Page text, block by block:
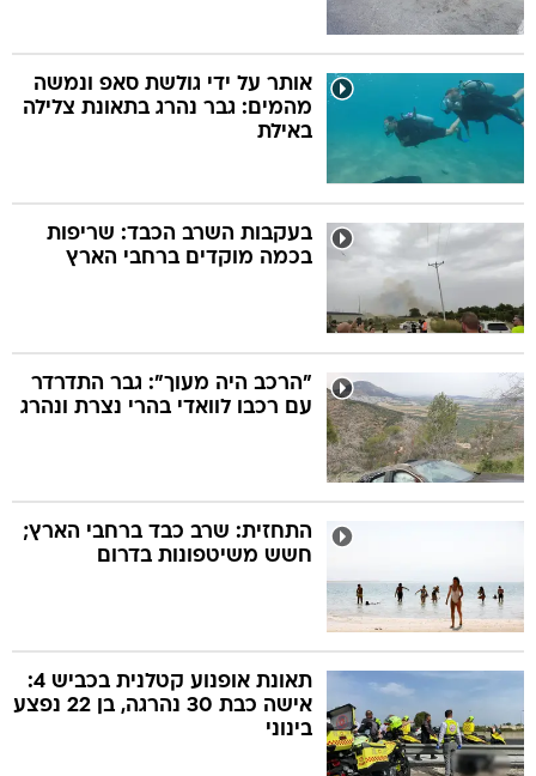
אותר על ידי גולשת סאפ ונמשה
מהמים: גבר נהרג בתאונת צלילה
באילת
בעקבות השרב הכבד: שריפות
בכמה מוקדים ברחבי הארץ
"הרכב היה מעוך": גבר התדרדר
עם רכבו לוואדי בהרי נצרת ונהרג
התחזית: שרב כבד ברחבי הארץ;
חשש משיטפונות בדרום
תאונת אופנוע קטלנית בכביש 4:
אישה כבת 30 נהרגה, בן 22 נפצע
בינוני